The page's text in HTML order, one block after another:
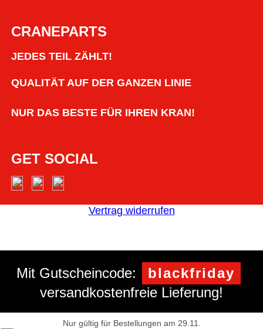
CRANEPARTS
JEDES TEIL ZÄHLT!
QUALITÄT AUF DER GANZEN LINIE
NUR DAS BESTE FÜR IHREN KRAN!
GET SOCIAL
Vertrag widerrufen
Mit Gutscheincode:
blackfriday
versandkostenfreie Lieferung!
Nur gültig für Bestellungen am 29.11.